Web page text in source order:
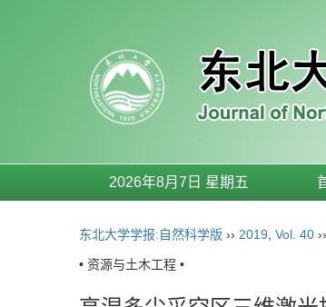
2026年8月7日 星期五
东北大学学报:自然科学版 ›› 2019 Vol. 40 ››
• 资源与土木工程 •